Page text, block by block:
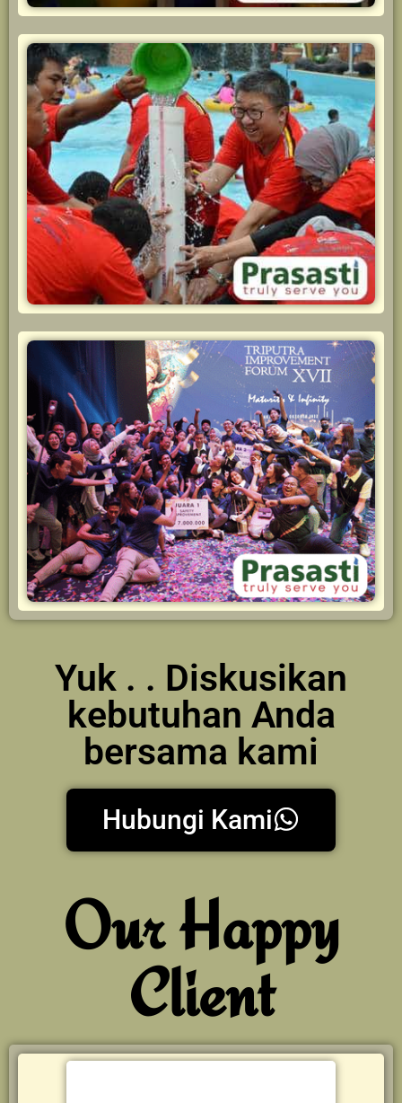
Yuk . . Diskusikan
kebutuhan Anda
bersama kami
Hubungi Kami
Our Happy
Client